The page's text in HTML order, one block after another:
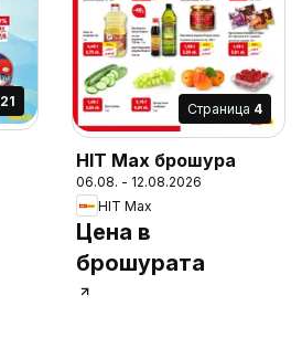
21 Cтраница 4
HIT Max брошура
06.08. - 12.08.2026
HIT Max
Цена в
брошурата